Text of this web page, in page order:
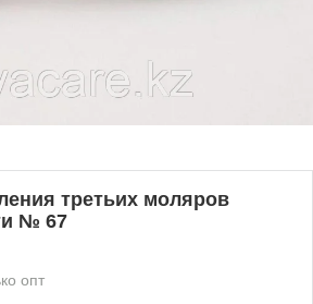
третьих моляров
№ 67
опт